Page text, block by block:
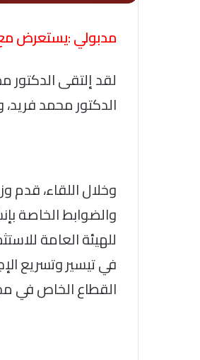
مدبولي :يستعرض مع
لقد إلتقى الدكتور
الدكتور محمد فريد،
وخلال اللقاء، قدم
والضوابط الخاصة
للهيئة العامة
في تيسير وتسريع
القطاع الخاص في